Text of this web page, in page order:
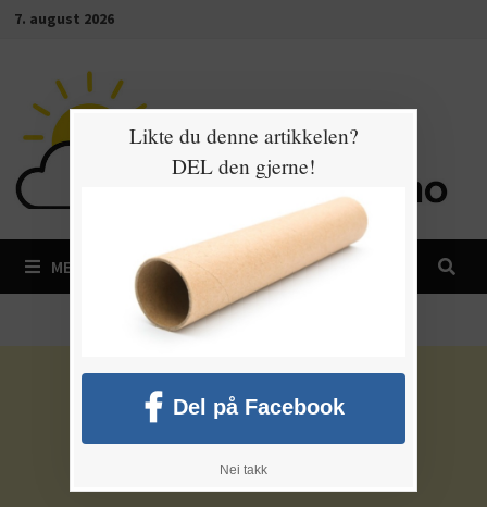
Gå7. august 2026
MENY
Likte du denne artikkelen?
DEL den gjerne!
Del på Facebook
Nei takk